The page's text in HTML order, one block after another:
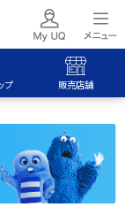
プ 販売店舗